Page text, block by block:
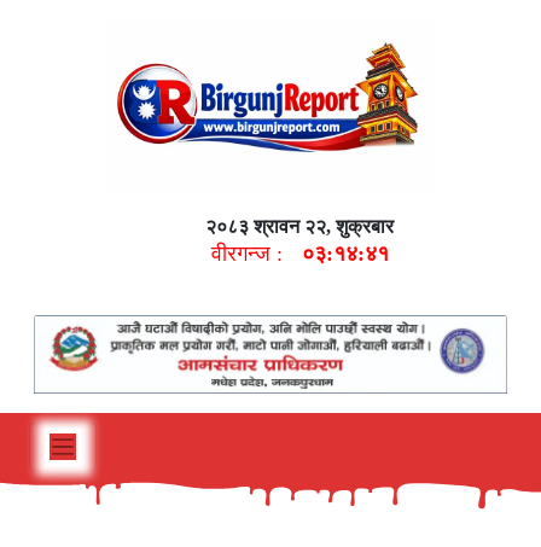
२०८३ श्रावन २२, शुक्रबार
वीरगन्ज : ०३:१४:४२